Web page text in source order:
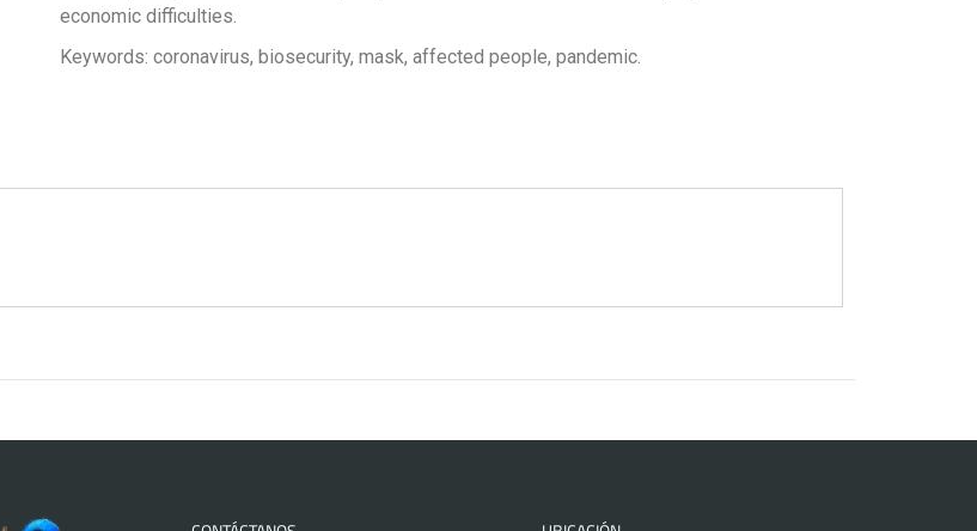
economic difficulties.
Keywords: coronavirus, biosecurity, mask, affected people, pandemic.